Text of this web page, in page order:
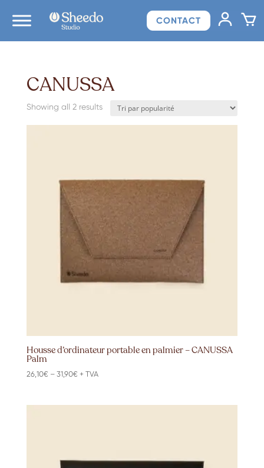
CONTACT
CANUSSA
Showing all 2 resultsSorted
Housse d’ordinateur portable en palmier – CANUSSA
Palm
26,10€ – 31,90€Price
+ TVA